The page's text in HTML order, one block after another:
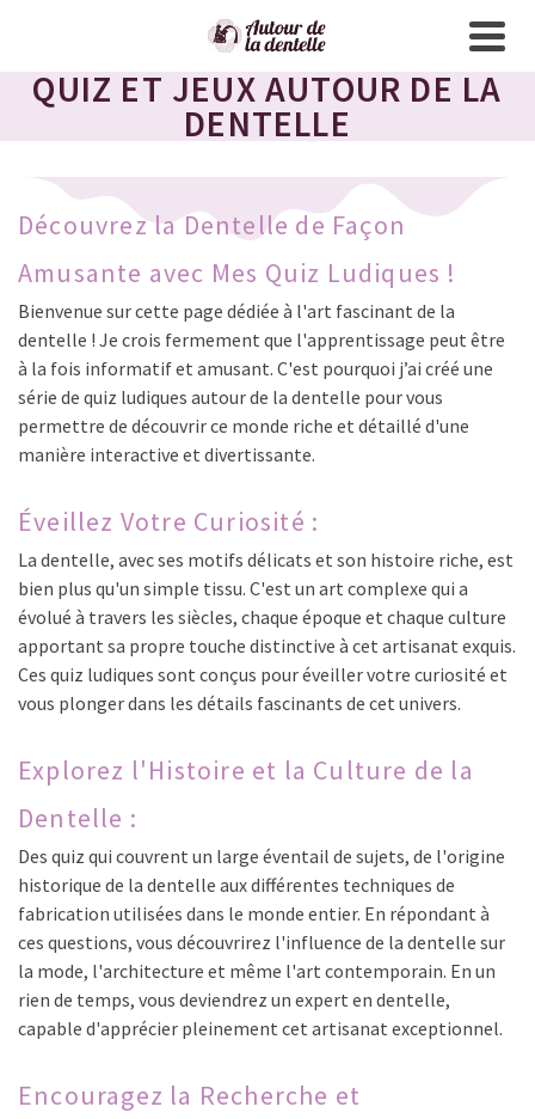
QUIZ ET JEUX AUTOUR DE LA
DENTELLE
Découvrez la Dentelle de Façon
Amusante avec Mes Quiz Ludiques !
Bienvenue sur cette page dédiée à l'art fascinant de la
dentelle ! Je crois fermement que l'apprentissage peut être
à la fois informatif et amusant. C'est pourquoi j’ai créé une
série de quiz ludiques autour de la dentelle pour vous
permettre de découvrir ce monde riche et détaillé d'une
manière interactive et divertissante.
Éveillez Votre Curiosité :
La dentelle, avec ses motifs délicats et son histoire riche, est
bien plus qu'un simple tissu. C'est un art complexe qui a
évolué à travers les siècles, chaque époque et chaque culture
apportant sa propre touche distinctive à cet artisanat exquis.
Ces quiz ludiques sont conçus pour éveiller votre curiosité et
vous plonger dans les détails fascinants de cet univers.
Explorez l'Histoire et la Culture de la
Dentelle :
Des quiz qui couvrent un large éventail de sujets, de l'origine
historique de la dentelle aux différentes techniques de
fabrication utilisées dans le monde entier. En répondant à
ces questions, vous découvrirez l'influence de la dentelle sur
la mode, l'architecture et même l'art contemporain. En un
rien de temps, vous deviendrez un expert en dentelle,
capable d'apprécier pleinement cet artisanat exceptionnel.
Encouragez la Recherche et